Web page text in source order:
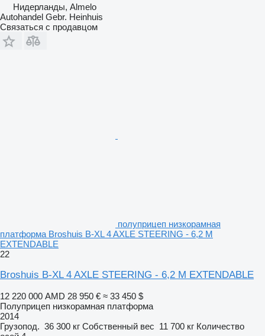
Нидерланды, Almelo
Autohandel Gebr. Heinhuis
Связаться с продавцом
полуприцеп низкорамная
платформа Broshuis B-XL 4 AXLE STEERING - 6,2 M
EXTENDABLE
22
Broshuis B-XL 4 AXLE STEERING - 6,2 M EXTENDABLE
12 220 000 AMD 28 950 € ≈ 33 450 $
Полуприцеп низкорамная платформа
2014
Грузопод. 36 300 кг Собственный вес 11 700 кг Количество